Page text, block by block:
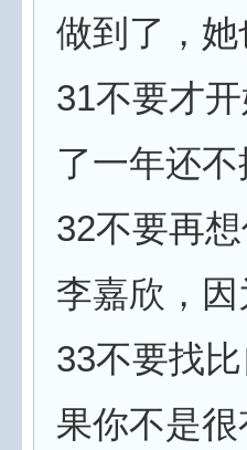
做到了，她
31不要才
了一年还不
32不要再
李嘉欣，
33不要找
果你不是很